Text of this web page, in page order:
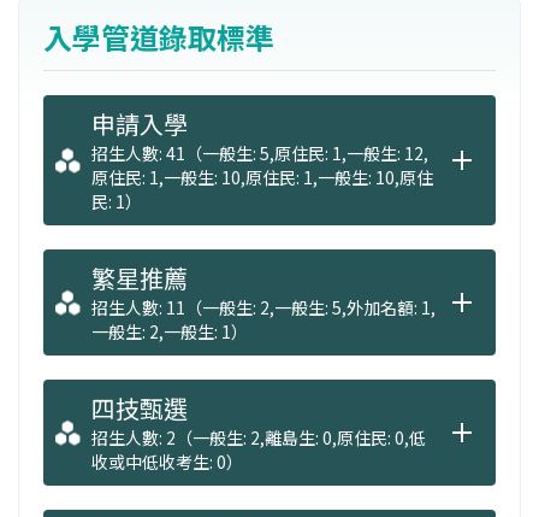
入學管道錄取標準
申請入學
招生人數: 41（一般生: 5,原住民: 1,一般生: 12,
原住民: 1,一般生: 10,原住民: 1,一般生: 10,原住
民: 1）
繁星推薦
招生人數: 11（一般生: 2,一般生: 5,外加名額: 1,
一般生: 2,一般生: 1）
四技甄選
招生人數: 2（一般生: 2,離島生: 0,原住民: 0,低
收或中低收考生: 0）